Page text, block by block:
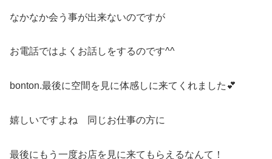
なかなか会う事が出来ないのですが
お電話ではよくお話しをするのです^^
bonton.最後に空間を見に体感しに来てくれました💕
嬉しいですよね 同じお仕事の方に
最後にもう一度お店を見に来てもらえるなんて！